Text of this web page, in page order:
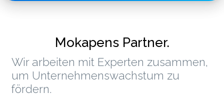
Mokapens Partner.
Wir arbeiten mit Experten zusammen,
um Unternehmenswachstum zu
fördern.